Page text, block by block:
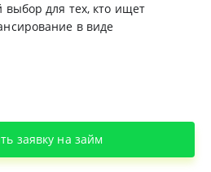
для тех, кто ищет
в виде
заявку на займ